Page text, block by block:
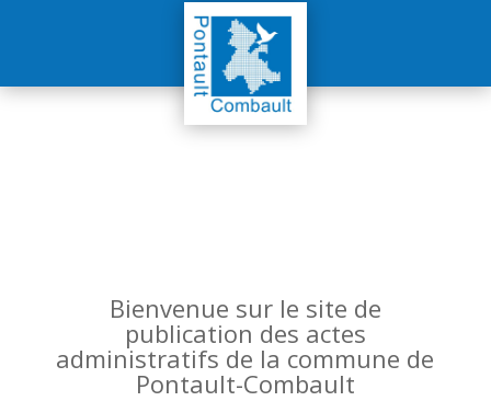
Bienvenue sur le site de
publication des actes
administratifs de la commune de
Pontault-Combault